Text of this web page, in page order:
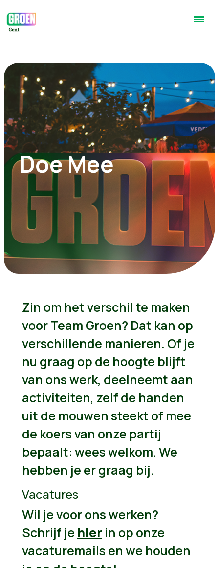
Doe Mee
Zin om het verschil te maken
voor Team Groen? Dat kan op
verschillende manieren. Of je
nu graag op de hoogte blijft
van ons werk, deelneemt aan
activiteiten, zelf de handen
uit de mouwen steekt of mee
de koers van onze partij
bepaalt: wees welkom. We
hebben je er graag bij.
Vacatures
Wil je voor ons werken?
Schrijf je hier in op onze
vacaturemails en we houden